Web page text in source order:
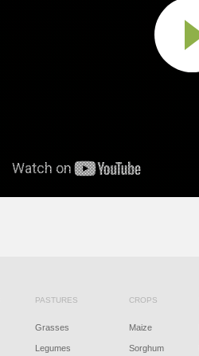
PASTURES
Grasses
Legumes
CROPS
Maize
Sorghum